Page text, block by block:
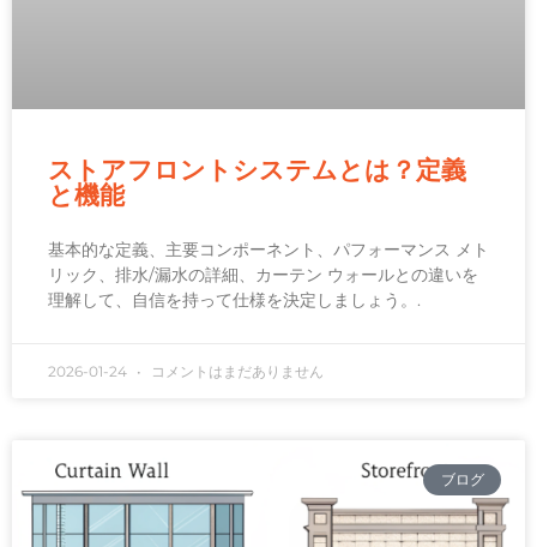
ストアフロントシステムとは？定義
と機能
基本的な定義、主要コンポーネント、パフォーマンス メト
リック、排水/漏水の詳細、カーテン ウォールとの違いを
理解して、自信を持って仕様を決定しましょう。.
2026-01-24 コメントはまだありません
ブログ